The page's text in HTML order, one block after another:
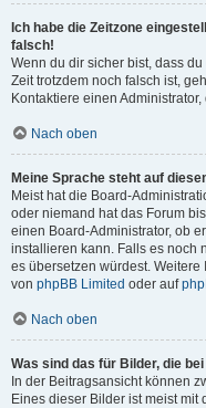
Ich habe die Zeitzone
falsch!
Wenn du dir sicher bist, dass
Zeit trotzdem noch falsch ist,
Kontaktiere einen
Nach oben
Meine Sprache steht auf
Meist hat die Board-
oder niemand hat das Forum
einen Board-Administrator, ob
installieren kann. Falls es noch
es übersetzen würdest.
von phpBB Limited oder auf
Nach oben
Was sind das für Bilder, die
In der Beitragsansicht können
Eines dieser Bilder ist meist mit